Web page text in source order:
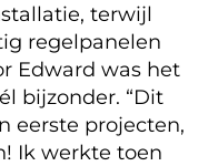
terwijl
regelpanelen
Edward was het
bijzonder. “Dit
eerste projecten,
Ik werkte toen